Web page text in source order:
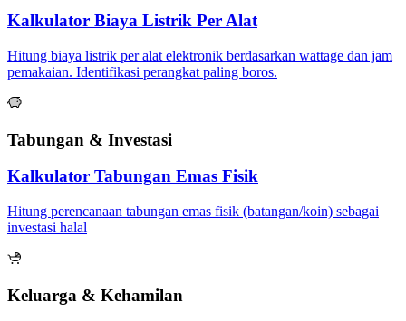
Kalkulator Biaya Listrik Per Alat
Hitung biaya listrik per alat elektronik berdasarkan wattage dan jam
pemakaian. Identifikasi perangkat paling boros.
Tabungan & Investasi
Kalkulator Tabungan Emas Fisik
Hitung perencanaan tabungan emas fisik (batangan/koin) sebagai
investasi halal
Keluarga & Kehamilan